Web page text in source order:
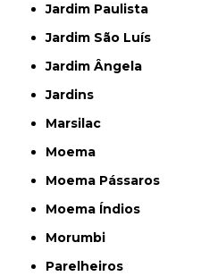
Jardim Paulista
Jardim São Luís
Jardim Ângela
Jardins
Marsilac
Moema
Moema Pássaros
Moema Índios
Morumbi
Parelheiros